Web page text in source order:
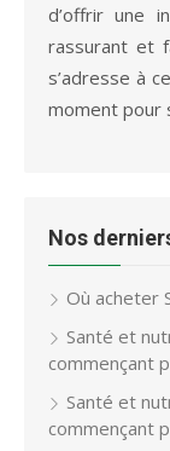
d’offrir une
rassurant et
s’adresse à
moment pour
Nos
Où acheter
Santé et
commençant
Santé et
commençant